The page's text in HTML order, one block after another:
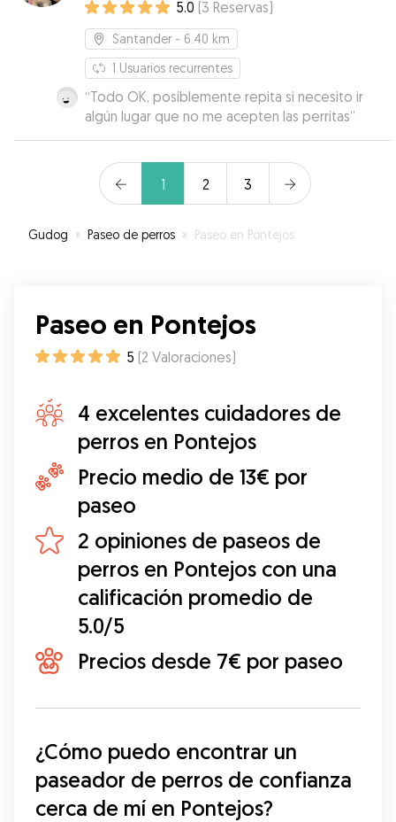
5.0 (3 Reservas)
Santander - 6.40 km
1 Usuarios recurrentes
“Todo OK, posiblemente repita si necesito ir
algún lugar que no me acepten las perritas”
1 2 3
Gudog » Paseo de perros » Paseo en Pontejos
Paseo en Pontejos
5 (2 Valoraciones)
4 excelentes cuidadores de
perros en Pontejos
Precio medio de 13€ por
paseo
2 opiniones de paseos de
perros en Pontejos con una
calificación promedio de
5.0/5
Precios desde 7€ por paseo
¿Cómo puedo encontrar un
paseador de perros de confianza
cerca de mí en Pontejos?